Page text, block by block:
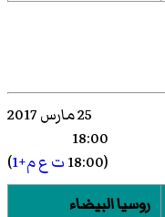
25 مارس 2017
18:00
(18:00
ت ع م+1 )
روسيا البيضاء